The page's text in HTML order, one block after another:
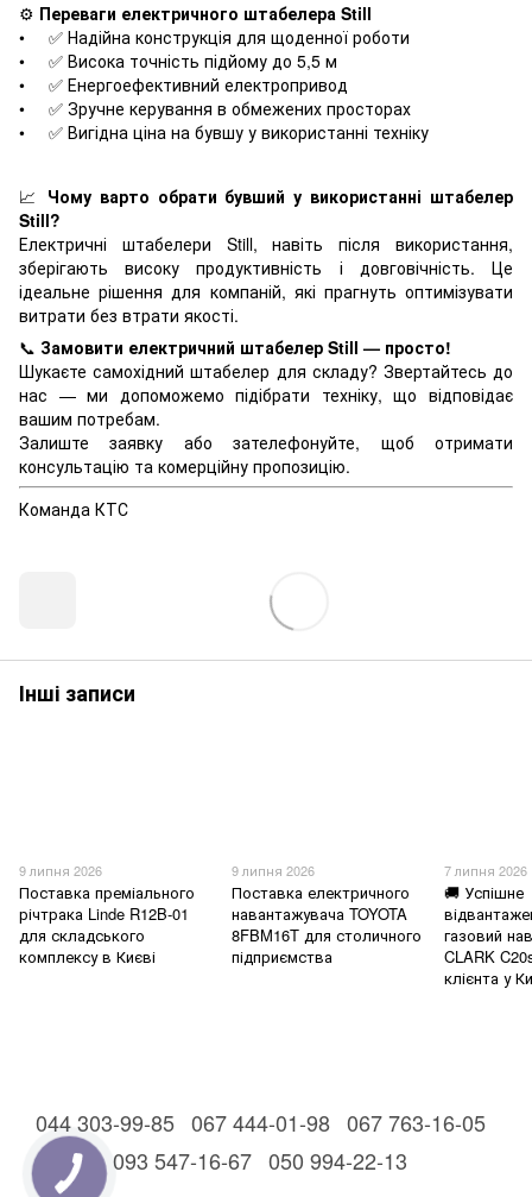
⚙️ Переваги електричного штабелера Still
• ✅ Надійна конструкція для щоденної роботи
• ✅ Висока точність підйому до 5,5 м
• ✅ Енергоефективний електропривод
• ✅ Зручне керування в обмежених просторах
• ✅ Вигідна ціна на бувшу у використанні техніку
📈 Чому варто обрати бувший у використанні штабелер
Still?
Електричні штабелери Still, навіть після використання,
зберігають високу продуктивність і довговічність. Це
ідеальне рішення для компаній, які прагнуть оптимізувати
витрати без втрати якості.
📞 Замовити електричний штабелер Still — просто!
Шукаєте самохідний штабелер для складу? Звертайтесь до
нас — ми допоможемо підібрати техніку, що відповідає
вашим потребам.
Залиште заявку або зателефонуйте, щоб отримати
консультацію та комерційну пропозицію.
Команда КТС
Інші записи
9 липня 2026
Поставка преміального
річтрака Linde R12B-01
для складського
комплексу в Києві
9 липня 2026
Поставка електричного
навантажувача TOYOTA
8FBM16T для столичного
підприємства
7 липня 2026
🚚 Успішне
газовий
CLARK
клієнта у
044 303-99-85 067 444-01-98 067 763-16-05
093 547-16-67 050 994-22-13